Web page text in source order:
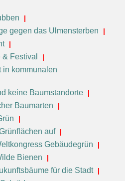
gegen das Ulmensterben
Festival
in kommunalen
keine Baumstandorte
Baumarten
auf
Gebäudegrün
Bienen
für die Stadt